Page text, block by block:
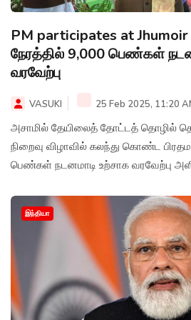
PM participates at
நேரத்தில் 9,000 பெண்கள்
வரவேற்பு
VASUKI 25 Feb 2025, 11:20
அசாமில் தேயிலைத் தோட்டத் தொழில்
நிறைவு விழாவில் கலந்து கொண்ட
பெண்கள் நடனமாடி உற்சாக வரவேற்பு
இந்தியா